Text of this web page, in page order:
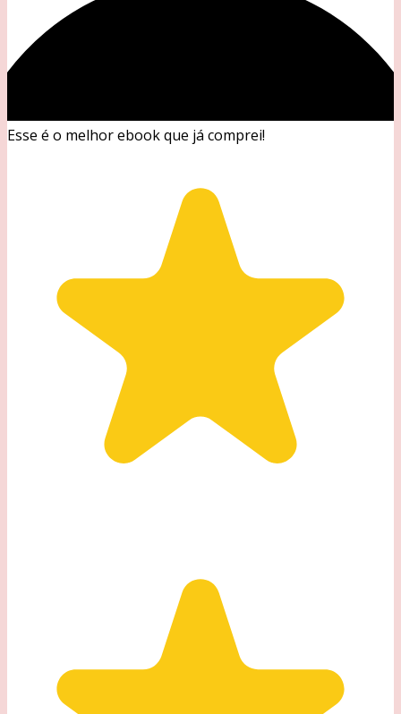
Esse é o melhor ebook que já comprei!